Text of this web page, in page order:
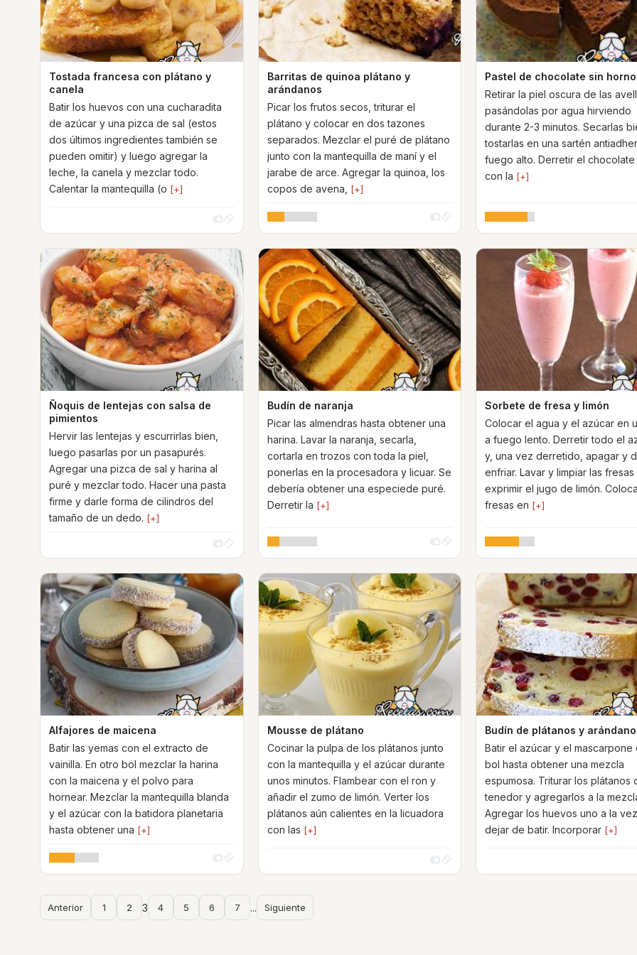
Tostada francesa con plátano y
canela
Batir los huevos con una cucharadita
de azúcar y una pizca de sal (estos
dos últimos ingredientes también se
pueden omitir) y luego agregar la
leche, la canela y mezclar todo.
Calentar la mantequilla (o [+]
Barritas de quinoa plátano y
arándanos
Picar los frutos secos, triturar el
plátano y colocar en dos tazones
separados. Mezclar el puré de plátano
junto con la mantequilla de maní y el
jarabe de arce. Agregar la quinoa, los
copos de avena,
[+]
Pastel de chocolate sin horno
Retirar la piel oscura de las
pasándolas por agua hirviendo
durante 2-3 minutos. Secarlas
tostarlas en una sartén
fuego alto. Derretir el chocolate
con la [+]
Ñoquis de lentejas con salsa de
pimientos
Hervir las lentejas y escurrirlas bien,
luego pasarlas por un pasapurés.
Agregar una pizca de sal y harina al
puré y mezclar todo. Hacer una pasta
firme y darle forma de cilindros del
tamaño de un dedo. [+]
Budín de naranja
Picar las almendras hasta obtener una
harina. Lavar la naranja, secarla,
cortarla en trozos con toda la piel,
ponerlas en la procesadora y licuar. Se
debería obtener una especiede puré.
Derretir la [+]
Sorbete de fresa y limón
Colocar el agua y el azúcar en
a fuego lento. Derretir todo el
y, una vez derretido, apagar y
enfriar. Lavar y limpiar las fresas
exprimir el jugo de limón.
fresas en [+]
Alfajores de maicena
Batir las yemas con el extracto de
vainilla. En otro bol mezclar la harina
con la maicena y el polvo para
hornear. Mezclar la mantequilla blanda
y el azúcar con la batidora planetaria
hasta obtener una [+]
Mousse de plátano
Cocinar la pulpa de los plátanos junto
con la mantequilla y el azúcar durante
unos minutos. Flambear con el ron y
añadir el zumo de limón. Verter los
plátanos aún calientes en la licuadora
con las [+]
Budín de plátanos y
Batir el azúcar y el mascarpone
bol hasta obtener una mezcla
espumosa. Triturar los plátanos
tenedor y agregarlos a la
Agregar los huevos uno a la
dejar de batir. Incorporar [+]
Anterior 1 2 3 4 5 6 7 ... Siguiente